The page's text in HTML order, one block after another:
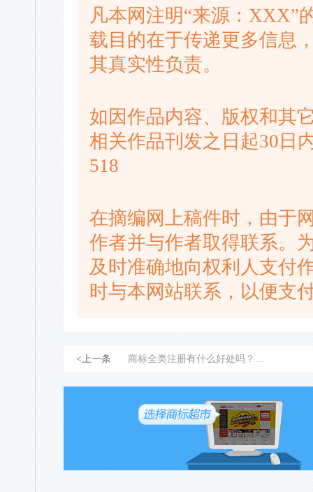
凡本网注明“来源：XXX”
载目的在于传递更多信息
其真实性负责。
如因作品内容、版权和其
相关作品刊发之日起30日
518
在摘编网上稿件时，由于
作者并与作者取得联系。
及时准确地向权利人支付
时与本网站联系，以便支
<上一条 商标全类注册有什么好处吗？...